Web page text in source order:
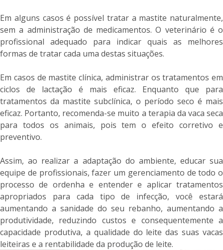
Em alguns casos é possível tratar a mastite naturalmente,
sem a administração de medicamentos. O veterinário é o
profissional adequado para indicar quais as melhores
formas de tratar cada uma destas situações.
Em casos de mastite clínica, administrar os tratamentos em
ciclos de lactação é mais eficaz. Enquanto que para
tratamentos da mastite subclínica, o período seco é mais
eficaz. Portanto, recomenda-se muito a terapia da vaca seca
para todos os animais, pois tem o efeito corretivo e
preventivo.
Assim, ao realizar a adaptação do ambiente, educar sua
equipe de profissionais, fazer um gerenciamento de todo o
processo de ordenha e entender e aplicar tratamentos
apropriados para cada tipo de infecção, você estará
aumentando a sanidade do seu rebanho, aumentando a
produtividade, reduzindo custos e consequentemente a
capacidade produtiva, a qualidade do leite das suas vacas
leiteiras e a rentabilidade da produção de leite.